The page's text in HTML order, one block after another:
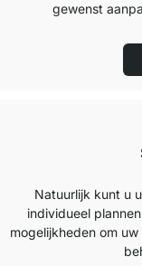
gewenst
Natuurlijk kunt u
individueel
mogelijkheden om